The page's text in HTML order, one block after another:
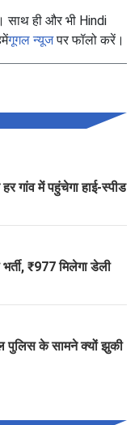
ही और भी Hindi
गूगल न्यूजपर फॉलो करें।
गांव में पहुंचेगा हाई-स्पीड
₹977 मिलेगा डेली
पुलिस के सामने क्यों झुकी